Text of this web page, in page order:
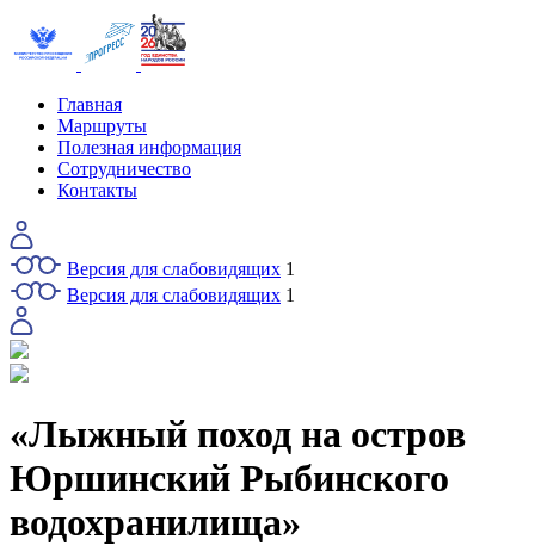
Главная
Маршруты
Полезная информация
Сотрудничество
Контакты
Версия для слабовидящих 1
Версия для слабовидящих 1
«Лыжный поход на остров
Юршинский Рыбинского
водохранилища»